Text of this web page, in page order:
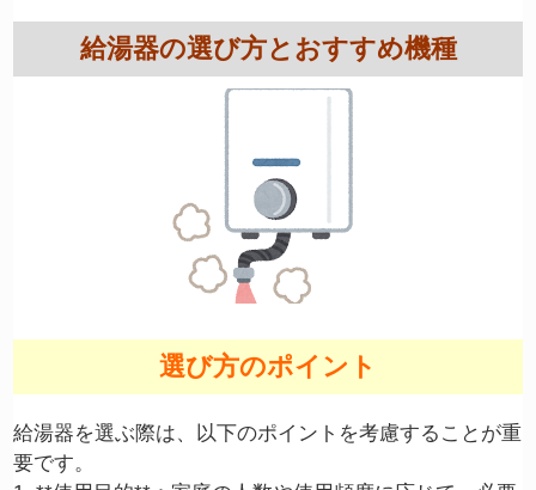
給湯器の選び方とおすすめ機種
選び方のポイント
給湯器を選ぶ際は、以下のポイントを考慮することが重
要です。